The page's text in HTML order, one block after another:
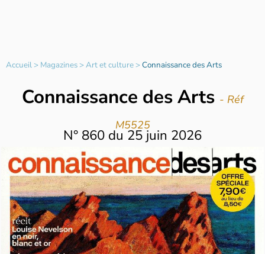
Accueil> Magazines>Art et culture>Connaissance des Arts
Connaissance des Arts - Réf
M5525
N° 860 du 25 juin 2026